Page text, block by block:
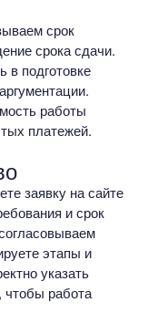
срок
срока сдачи.
подготовке
работы
платежей.
заявку на сайте
и срок
этапы и
указать
чтобы работа